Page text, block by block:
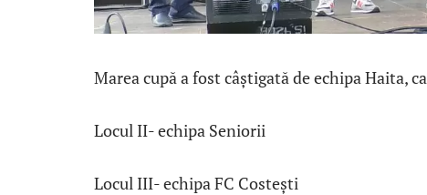
Marea cupă a fost câștigată de echipa Haita,
Locul II- echipa Seniorii
Locul III- echipa FC Costești